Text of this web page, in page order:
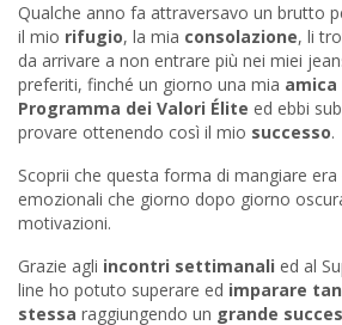
Qualche anno fa attraversavo un brutto
il mio rifugio, la mia consolazione, li
da arrivare a non entrare più nei miei
preferiti, finché un giorno una mia amica
Programma dei Valori Élite ed ebbi
provare ottenendo così il mio successo.
Scoprii che questa forma di mangiare
emozionali che giorno dopo giorno
motivazioni.
Grazie agli incontri settimanali ed al
line ho potuto superare ed imparare
stessa raggiungendo un grande